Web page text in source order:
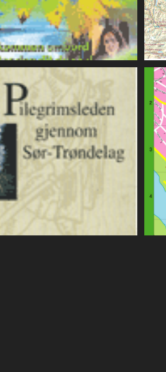
Skiløypekart, 2011
Trondheim, 2003